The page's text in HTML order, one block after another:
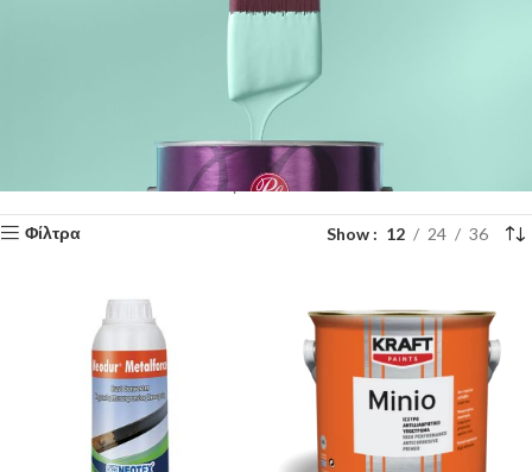
μεταλλικές επιφάνειες. Είναι κατάλληλες για κάγκελα, πόρτες, κατασκευές
Χρώματα Βαφές Μετάλλου
Βλέπετε 1–12 από 17 αποτελέσματα
Show 12 24 36